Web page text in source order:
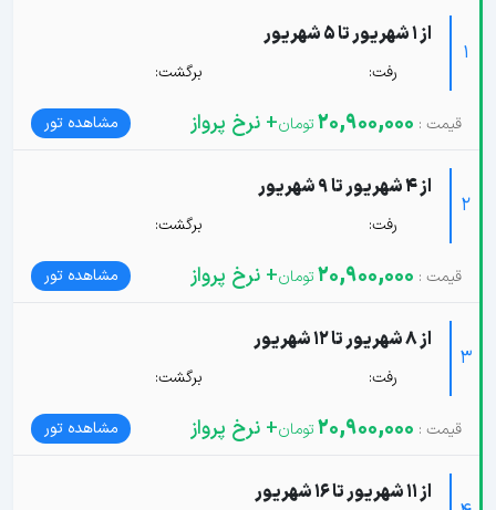
1
از 1 شهریور تا 5 شهریور
رفت: برگشت:
20,900,000 + نرخ پرواز مشاهده تور
2
از 4 شهریور تا 9 شهریور
رفت: برگشت:
20,900,000 + نرخ پرواز مشاهده تور
3
از 8 شهریور تا 12 شهریور
رفت: برگشت:
20,900,000 + نرخ پرواز مشاهده تور
از 11 شهریور تا 16 شهریور